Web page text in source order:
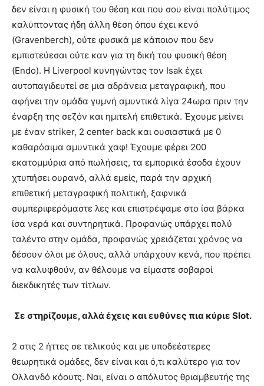
δεν είναι η φυσική του θέση και που σου είναι πολύτιμος
καλύπτοντας ήδη άλλη θέση όπου έχει κενό
(Gravenberch), ούτε φυσικά με κάποιον που δεν
εμπιστεύεσαι ούτε καν για τη δική του φυσική θέση
(Endo). Η Liverpool κυνηγώντας τον Isak έχει
αυτοπαγιδευτεί σε μια αδράνεια μεταγραφική, που
αφήνει την ομάδα γυμνή αμυντικά λίγα 24ωρα πριν την
έναρξη της σεζόν και ημιτελή επιθετικά. Έχουμε μείνει
με έναν striker, 2 center back και ουσιαστικά με 0
καθαρόαιμα αμυντικά χαφ! Έχουμε φέρει 200
εκατομμύρια από πωλήσεις, τα εμπορικά έσοδα έχουν
χτυπήσει ουρανό, αλλά εμείς, παρά την αρχική
επιθετική μεταγραφική πολιτική, ξαφνικά
συμπεριφερόμαστε λες και επιστρέψαμε στο ίσα βάρκα
ίσα νερά και συντηρητικά. Προφανώς υπάρχει πολύ
ταλέντο στην ομάδα, προφανώς χρειάζεται χρόνος να
δέσουν όλοι με όλους, αλλά υπάρχουν κενά, που πρέπει
να καλυφθούν, αν θέλουμε να είμαστε σοβαροί
διεκδικητές των τίτλων.
Σε στηρίζουμε, αλλά έχεις και ευθύνες πια κύριε Slot.
2 στις 2 ήττες σε τελικούς και με υποδεέστερες
θεωρητικά ομάδες, δεν είναι και ό,τι καλύτερο για τον
Ολλανδό κόουτς. Ναι, είναι ο απόλυτος θριαμβευτής της